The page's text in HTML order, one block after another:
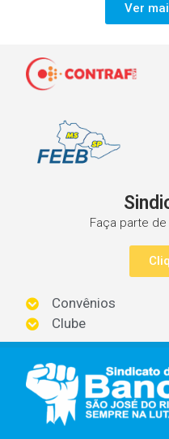
Ver
Faça parte
Convênios
Clube